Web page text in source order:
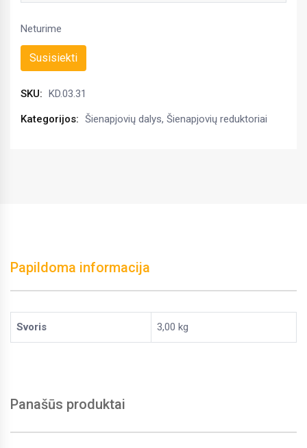
Neturime
Susisiekti
SKU: KD.03.31
Kategorijos: Šienapjovių dalys, Šienapjovių reduktoriai
Papildoma informacija
Svoris 3,00 kg
Panašūs produktai